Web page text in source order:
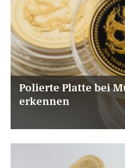
Polierte Platte bei
erkennen